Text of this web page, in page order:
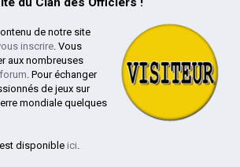
de notre site
inscrire. Vous
aux nombreuses
. Pour échanger
de jeux sur
mondiale quelques
disponible ici.